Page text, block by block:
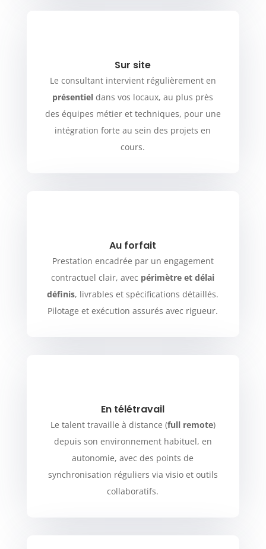
Sur site
Le consultant intervient régulièrement en
présentiel dans vos locaux, au plus près
des équipes métier et techniques, pour une
intégration forte au sein des projets en
cours.
Au forfait
Prestation encadrée par un engagement
contractuel clair, avec périmètre et délai
définis, livrables et spécifications détaillés.
Pilotage et exécution assurés avec rigueur.
En télétravail
Le talent travaille à distance (full remote)
depuis son environnement habituel, en
autonomie, avec des points de
synchronisation réguliers via visio et outils
collaboratifs.